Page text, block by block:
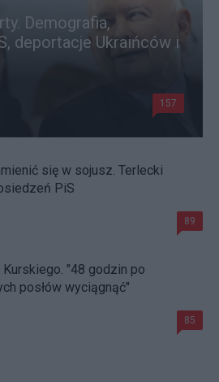
Demografia,
deportacje Ukraińców i
157
się w sojusz. Terlecki
PiS
89
"48 godzin po
posłów wyciągnąć"
85